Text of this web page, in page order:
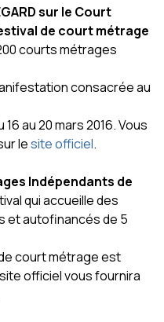
sur le Court
de court métrage
courts métrages
consacrée au
au 20 mars 2016. Vous
lesite officiel.
Indépendants de
qui accueille des
et autofinancés de 5
court métrage est
officiel vous fournira